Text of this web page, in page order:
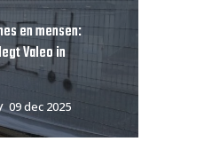
en mensen:
Valeo in
09 dec 2025